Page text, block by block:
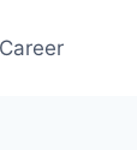
Career